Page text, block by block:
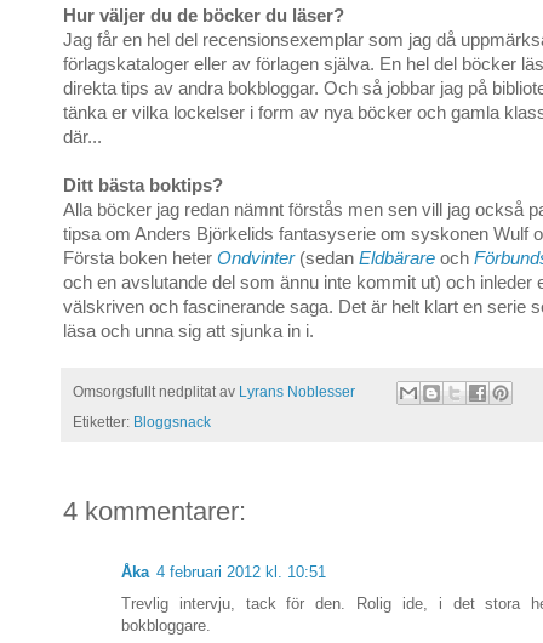
Hur väljer du de böcker du läser?
Jag får en hel del recensionsexemplar som jag då
förlagskataloger eller av förlagen själva. En hel del böcker
direkta tips av andra bokbloggar. Och så jobbar jag på
tänka er vilka lockelser i form av nya böcker och gamla
där...
Ditt bästa boktips?
Alla böcker jag redan nämnt förstås men sen vill jag också
tipsa om Anders Björkelids fantasyserie om syskonen Wulf
Första boken heter Ondvinter(sedan Eldbärare och
och en avslutande del som ännu inte kommit ut) och inleder
välskriven och fascinerande saga. Det är helt klart en serie
läsa och unna sig att sjunka in i.
Omsorgsfullt nedplitat av Lyrans Noblesser
Etiketter: Bloggsnack
4 kommentarer:
Åka 4 februari 2012 kl. 10:51
Trevlig intervju, tack för den. Rolig ide, i det stora
bokbloggare.